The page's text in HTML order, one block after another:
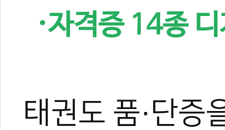
·자격증 14종
태권도 품·단증